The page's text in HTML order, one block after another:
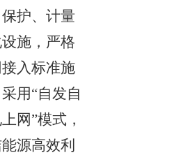
护、计量
施，严格
入标准施
用“自发自
网”模式，
源高效利